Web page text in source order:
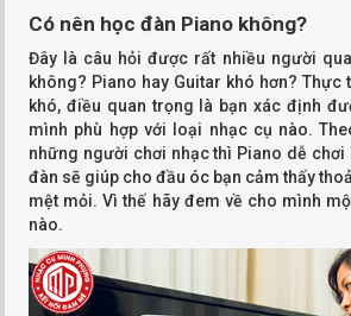
Có nên học đàn Piano không?
Đây là câu hỏi được rất nhiều người
không? Piano hay Guitar khó hơn?
khó, điều quan trọng là bạn xác định
mình phù hợp với loại nhạc cụ nào.
những người chơi nhạc thì Piano dễ chơi
đàn sẽ giúp cho đầu óc bạn cảm thấy
mệt mỏi. Vì thế hãy đem về cho mình
nào.